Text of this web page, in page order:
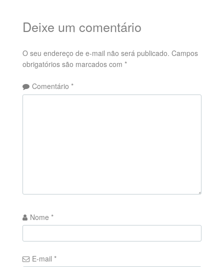
Deixe um comentário
O seu endereço de e-mail não será publicado. Campos
obrigatórios são marcados com *
Comentário *
Nome *
E-mail *